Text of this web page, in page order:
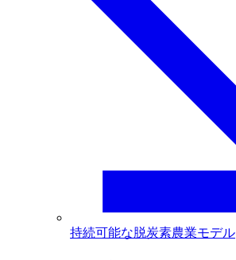
持続可能な脱炭素農業モデル